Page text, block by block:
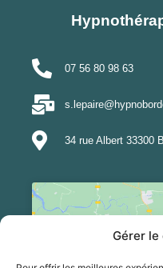
Gérer
07 56 80 98 63
34 rue Albert 33300